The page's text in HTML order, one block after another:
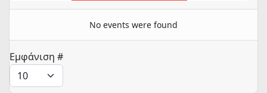
No events were found
Εμφάνιση #